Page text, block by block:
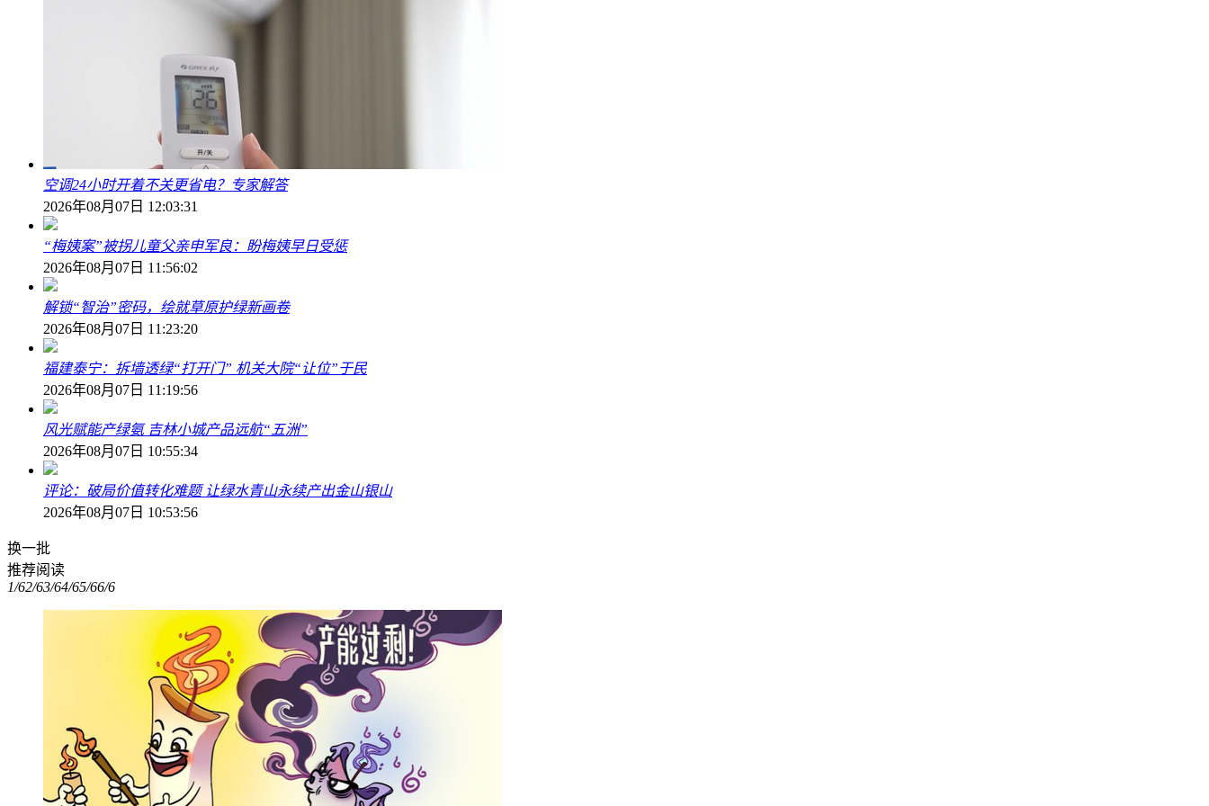
空调24小时开着不关更省电？专家解答
2026年08月07日 12:03:31
“梅姨案”被拐儿童父亲申军良：盼梅姨早日受惩
2026年08月07日 11:56:02
解锁“智治”密码，绘就草原护绿新画卷
2026年08月07日 11:23:20
福建泰宁：拆墙透绿“打开门” 机关大院“让位”于民
2026年08月07日 11:19:56
风光赋能产绿氨 吉林小城产品远航“五洲”
2026年08月07日 10:55:34
评论：破局价值转化难题 让绿水青山永续产出金山银山
2026年08月07日 10:53:56
换一批
推荐阅读
1/62/63/64/65/66/6